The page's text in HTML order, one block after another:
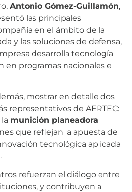
Antonio Gómez-Guillamón,
las principales
en el ámbito de la
y las soluciones de defensa,
desarrolla tecnología
en programas nacionales e
mostrar en detalle dos
representativos de AERTEC:
la munición planeadora
que reflejan la apuesta de
tecnológica aplicada
refuerzan el diálogo entre
y contribuyen a